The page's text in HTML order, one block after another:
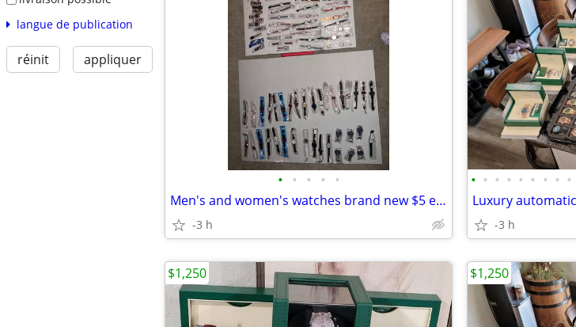
langue de publication
réinit appliquer
• • • • •
Men's and women's watches brand new $5 each
-3 h
• • • • • • • • •
-3 h
$1,250 $1,250